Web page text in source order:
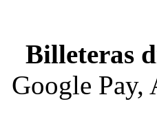
Billeteras
Google Pay,